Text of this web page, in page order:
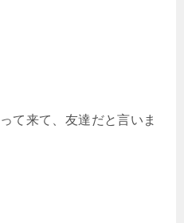
て来て、友達だと言いま